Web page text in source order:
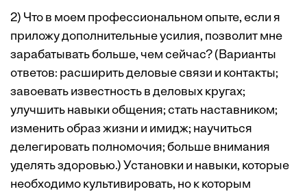
2) Что в моем профессиональном опыте, если я
приложу дополнительные усилия, позволит мне
зарабатывать больше, чем сейчас? (Варианты
ответов: расширить деловые связи и контакты;
завоевать известность в деловых кругах;
улучшить навыки общения; стать наставником;
изменить образ жизни и имидж; научиться
делегировать полномочия; больше внимания
уделять здоровью.) Установки и навыки, которые
необходимо культивировать, но к которым